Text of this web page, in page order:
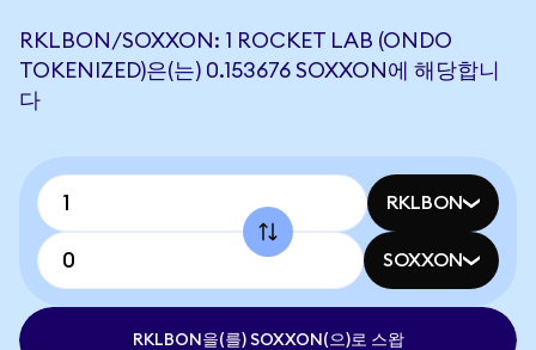
RKLBON/SOXXON: 1 ROCKET LAB (ONDO
TOKENIZED)은(는) 0.153676 SOXXON에 해당합니
다
RKLBON
SOXXON
RKLBON을(를) SOXXON(으)로 스왑